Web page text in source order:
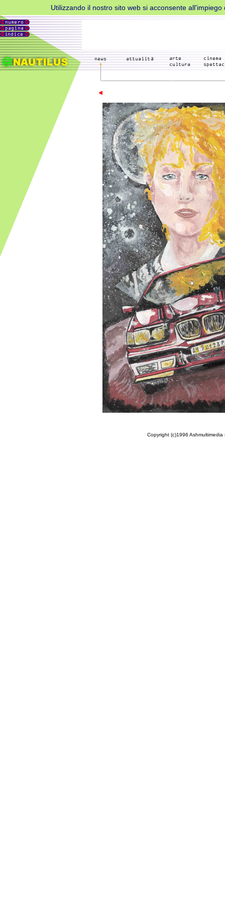
Utilizzando il nostro sito web si acconsente
Copyright (c)1996 Ashmultimedia